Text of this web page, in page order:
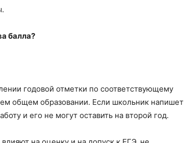
балла?
годовой отметки по соответствующему
общем образовании. Если школьник напишет
и его не могут оставить на второй год.